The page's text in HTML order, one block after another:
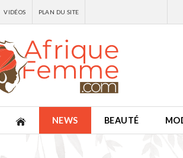
VIDÉOS PLAN DU SITE
NEWS BEAUTÉ